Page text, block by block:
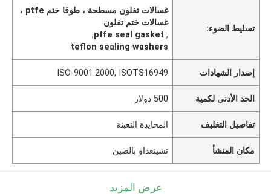
تسليط الضوء:
غسالات تفلون مسطحة ، طوقا ختم ptfe ،
غسالات ختم تفلون
,
ptfe seal gasket
,
teflon sealing washers
إصدار الشهادات ISO-9001:2000, ISOTS16949
الحد الأدنى لكمية 500 دولار
تفاصيل التغليف المحايدة التعبئة
مكان المنشأ تشينغداو بالصين
عرض المزيد